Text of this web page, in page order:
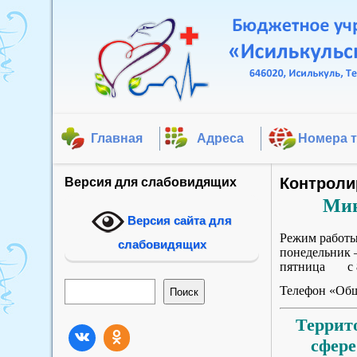
Главная Адреса Номера
Версия для слабовидящих
Версия сайта для
слабовидящих
Поиск
Режим
понедельник
пятница с 8-
Телефон